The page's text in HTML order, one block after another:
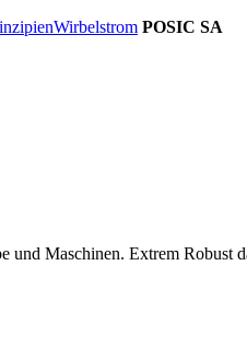
Wirbelstrom POSIC SA
Maschinen. Extrem Robust